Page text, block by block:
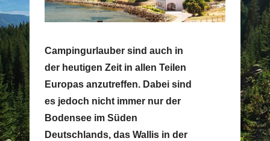
Campingurlauber sind auch in
der heutigen Zeit in allen Teilen
Europas anzutreffen. Dabei sind
es jedoch nicht immer nur der
Bodensee im Süden
Deutschlands, das Wallis in der